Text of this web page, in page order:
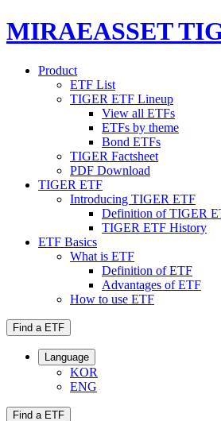
MIRAEASSET
Product
ETF List
TIGER ETF Lineup
View all ETFs
ETFs by theme
Bond ETFs
TIGER Factsheet
PDF Download
TIGER ETF
Introducing TIGER ETF
Definition of TIGER
TIGER ETF History
ETF Basics
What is ETF
Definition of ETF
Advantages of ETF
How to use ETF
Find a ETF
Language
KOR
ENG
Find a ETF